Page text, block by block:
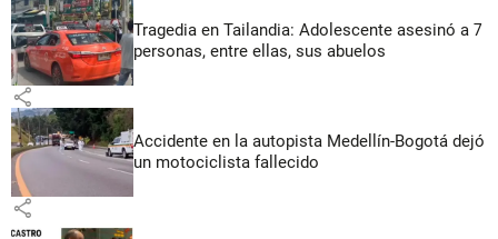
Tragedia en Tailandia: Adolescente asesinó a 7
personas, entre ellas, sus abuelos
share
Accidente en la autopista Medellín-Bogotá dejó
un motociclista fallecido
share